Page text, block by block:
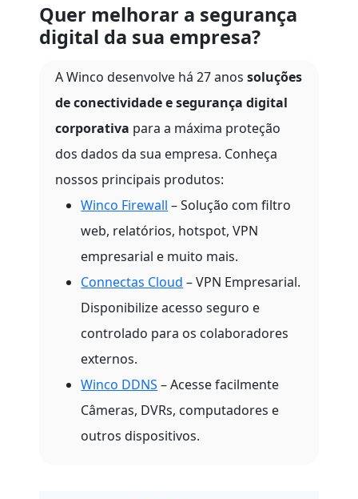
Quer melhorar a segurança
digital da sua empresa?
A Winco desenvolve há 27 anossoluções
de conectividade e segurança digital
corporativa para a máxima proteção
dos dados da sua empresa. Conheça
nossos principais produtos:
Winco Firewall – Solução com filtro
web, relatórios, hotspot, VPN
empresarial e muito mais.
Connectas Cloud – VPN Empresarial.
Disponibilize acesso seguro e
controlado para os colaboradores
externos.
Winco DDNS – Acesse facilmente
Câmeras, DVRs, computadores e
outros dispositivos.